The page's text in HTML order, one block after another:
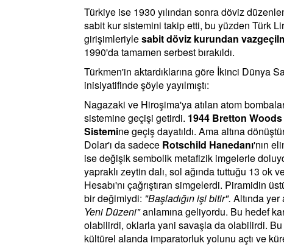
Türkiye ise 1930 yılından sonra döviz
sabit kur sistemini takip etti, bu yüzden Türk
girişimleriylesabit döviz kurundan
1990'da tamamen serbest bırakıldı.
Türkmen'in aktardıklarına göre İkinci Dünya
inisiyatifinde şöyle yayılmıştı:
Nagazaki ve Hiroşima'ya atılan atom
sistemine geçişi getirdi. 1944 Bretton
Sistemine geçiş dayatıldı. Ama altına
Dolar'ı da sadece Rotschild Hanedanı'nın
ise değişik sembolik metafizik imgelerle
yapraklı zeytin dalı, sol ağında tuttuğu 13 ok
Hesabı'nı çağrıştıran simgelerdi. Piramidin
bir değimiydi: "Başladığın işi bitir". Altında
Yeni Düzeni"anlamına geliyordu. Bu hedef
olabilirdi, oklarla yani savaşla da olabilirdi.
kültürel alanda imparatorluk yolunu açtı ve